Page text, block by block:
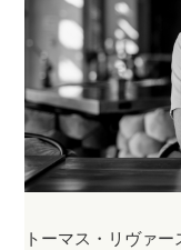
トーマス・リヴァ